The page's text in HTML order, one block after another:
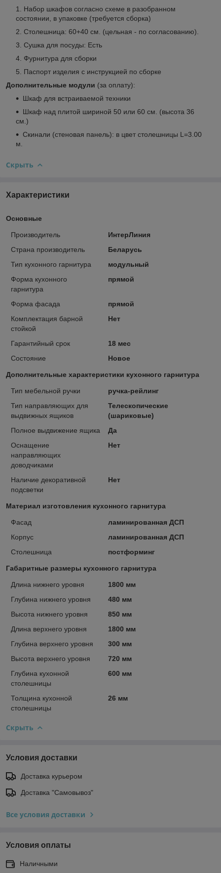
Набор шкафов согласно схеме в разобранном
состоянии, в упаковке (требуется сборка)
Столешница: 60+40 см. (цельная - по согласованию).
Сушка для посуды: Есть
Фурнитура для сборки
Паспорт изделия с инструкцией по сборке
Дополнительные модули (за оплату):
Шкаф для встраиваемой техники
Шкаф над плитой шириной 50 или 60 см. (высота 36
см.)
Скинали (стеновая панель): в цвет столешницы L=3.00
м.
Скрыть
Характеристики
Основные
Производитель
ИнтерЛиния
Страна производитель
Беларусь
Тип кухонного гарнитура
модульный
Форма кухонного
гарнитура
прямой
Форма фасада
прямой
Комплектация барной
стойкой
Нет
Гарантийный срок
18 мес
Состояние
Новое
Дополнительные характеристики кухонного гарнитура
Тип мебельной ручки
ручка-рейлинг
Тип направляющих для
выдвижных ящиков
Телескопические
(шариковые)
Полное выдвижение ящика
Да
Оснащение
направляющих
доводчиками
Нет
Наличие декоративной
подсветки
Нет
Материал изготовления кухонного гарнитура
Фасад
ламинированная ДСП
Корпус
ламинированная ДСП
Столешница
постформинг
Габаритные размеры кухонного гарнитура
Длина нижнего уровня
1800 мм
Глубина нижнего уровня
480 мм
Высота нижнего уровня
850 мм
Длина верхнего уровня
1800 мм
Глубина верхнего уровня
300 мм
Высота верхнего уровня
720 мм
Глубина кухонной
столешницы
600 мм
Толщина кухонной
столешницы
26 мм
Скрыть
Условия доставки
Доставка курьером
Доставка "Самовывоз"
Все условия доставки
Условия оплаты
Наличными